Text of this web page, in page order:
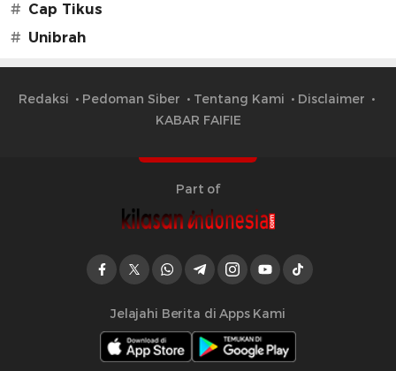
# Cap Tikus
# Unibrah
Redaksi Pedoman Siber Tentang Kami
Disclaimer
KABAR FAIFIE
Part of
Jelajahi Berita di Apps Kami